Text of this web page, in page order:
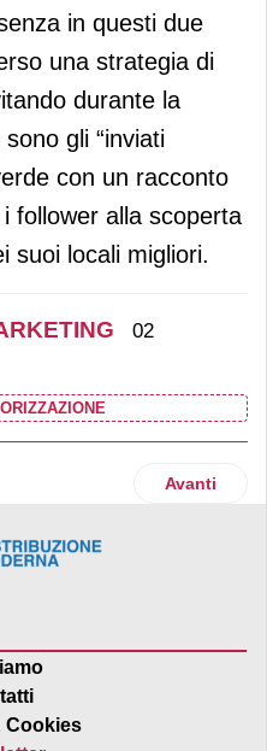
in questi due
una strategia di
durante la
gli “inviati
con un racconto
follower alla scoperta
suoi locali migliori.
02
torna al Festivaletteratura
Articolo
Avanti
Cookies